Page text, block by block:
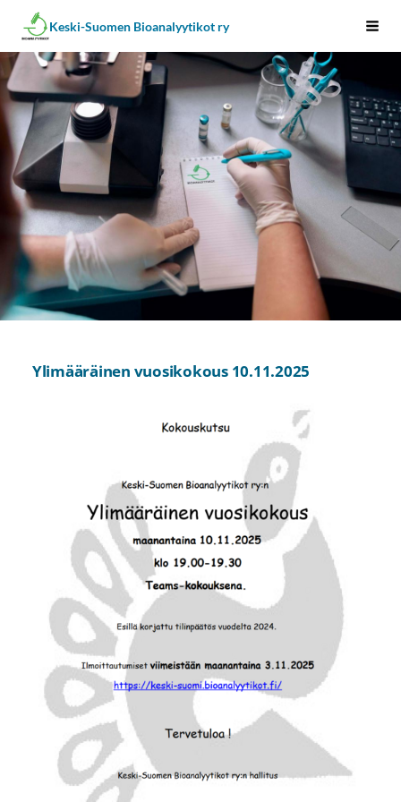
Siirry
sivun
sisältöön
Keski-Suomen Bioanalyytikot ry
Ylimääräinen vuosikokous 10.11.2025